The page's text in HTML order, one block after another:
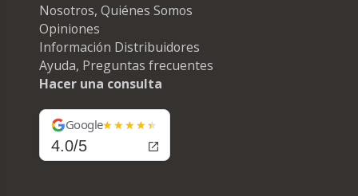
Nosotros, Quiénes Somos
Opiniones
Información Distribuidores
Ayuda, Preguntas frecuentes
Hacer una consulta
Google
4.0/5